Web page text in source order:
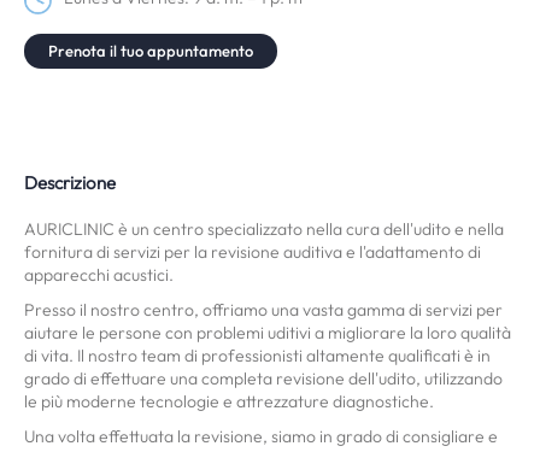
Prenota il tuo appuntamento
Descrizione
AURICLINIC è un centro specializzato nella cura dell'udito e nella
fornitura di servizi per la revisione auditiva e l'adattamento di
apparecchi acustici.
Presso il nostro centro, offriamo una vasta gamma di servizi per
aiutare le persone con problemi uditivi a migliorare la loro qualità
di vita. Il nostro team di professionisti altamente qualificati è in
grado di effettuare una completa revisione dell'udito, utilizzando
le più moderne tecnologie e attrezzature diagnostiche.
Una volta effettuata la revisione, siamo in grado di consigliare e